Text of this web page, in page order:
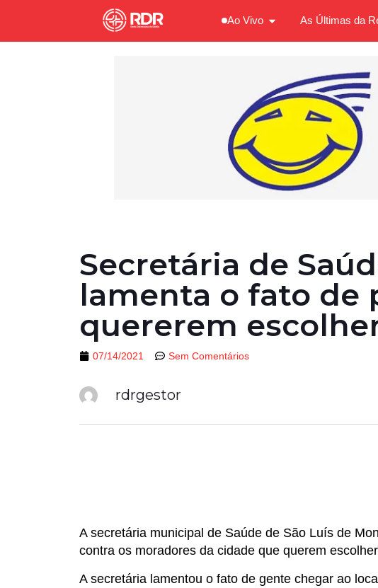
Ao Vivo As Últimas da
Secretária de
lamenta o fato de
quererem
07/14/2021 Sem Comentários
rdrgestor
A secretária municipal de Saúde de São Luís de
contra os moradores da cidade que querem
A secretária lamentou o fato de gente chegar ao